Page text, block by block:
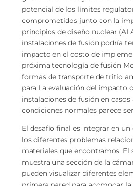
potencial de los límites
comprometidos junto con la
principios de diseño nuclear
instalaciones de fusión podría
impacto en el costo de
próxima tecnología de fusión
formas de transporte de tritio
para La evaluación del impacto
instalaciones de fusión en casos
condiciones normales parece
El desafío final es integrar en un
los diferentes problemas
materiales que encontramos. El
muestra una sección de la
pueden visualizar diferentes